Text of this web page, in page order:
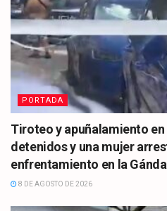
PORTADA
Tiroteo y apuñalamiento
detenidos y una mujer
enfrentamiento en la
8 DE AGOSTO DE 2026